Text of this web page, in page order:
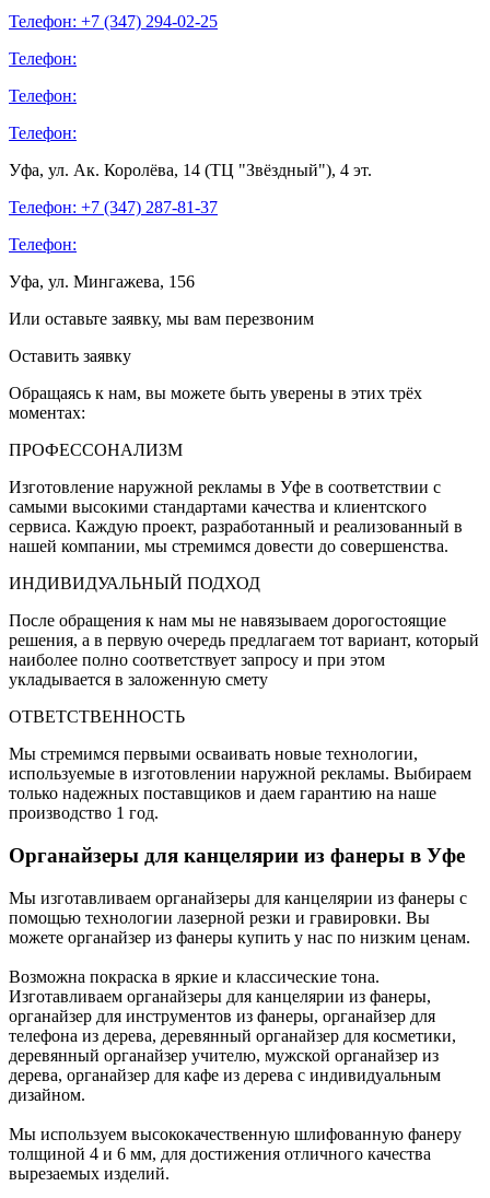
Телефон: +7 (347) 294-02-25
Телефон:
Телефон:
Телефон:
Уфа, ул. Ак. Королёва, 14 (ТЦ "Звёздный"), 4 эт.
Телефон: +7 (347) 287-81-37
Телефон:
Уфа, ул. Мингажева, 156
Или оставьте заявку, мы вам перезвоним
Оставить заявку
Обращаясь к нам, вы можете быть уверены в этих трёх
моментах:
ПРОФЕССОНАЛИЗМ
Изготовление наружной рекламы в Уфе в соответствии с
самыми высокими стандартами качества и клиентского
сервиса. Каждую проект, разработанный и реализованный в
нашей компании, мы стремимся довести до совершенства.
ИНДИВИДУАЛЬНЫЙ ПОДХОД
После обращения к нам мы не навязываем дорогостоящие
решения, а в первую очередь предлагаем тот вариант, который
наиболее полно соответствует запросу и при этом
укладывается в заложенную смету
ОТВЕТСТВЕННОСТЬ
Мы стремимся первыми осваивать новые технологии,
используемые в изготовлении наружной рекламы. Выбираем
только надежных поставщиков и даем гарантию на наше
производство 1 год.
Органайзеры для канцелярии из фанеры в Уфе
Мы изготавливаем органайзеры для канцелярии из фанеры с
помощью технологии лазерной резки и гравировки. Вы
можете органайзер из фанеры купить у нас по низким ценам.
Возможна покраска в яркие и классические тона.
Изготавливаем органайзеры для канцелярии из фанеры,
органайзер для инструментов из фанеры, органайзер для
телефона из дерева, деревянный органайзер для косметики,
деревянный органайзер учителю, мужской органайзер из
дерева, органайзер для кафе из дерева с индивидуальным
дизайном.
Мы используем высококачественную шлифованную фанеру
толщиной 4 и 6 мм, для достижения отличного качества
вырезаемых изделий.